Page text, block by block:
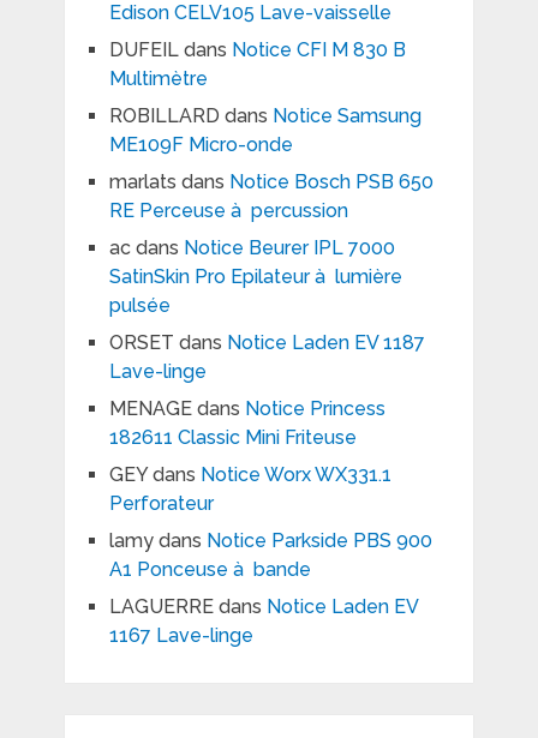
Edison CELV105 Lave-vaisselle
DUFEILdans Notice CFI M 830 B
Multimètre
ROBILLARD dans Notice Samsung
ME109F Micro-onde
marlats dans Notice Bosch PSB 650
RE Perceuse à percussion
acdans Notice Beurer IPL 7000
SatinSkin Pro Epilateur à lumière
pulsée
ORSET dans Notice Laden EV 1187
Lave-linge
MENAGEdans Notice Princess
182611 Classic Mini Friteuse
GEYdans Notice Worx WX331.1
Perforateur
lamydans Notice Parkside PBS 900
A1 Ponceuse à bande
LAGUERREdans Notice Laden EV
1167 Lave-linge